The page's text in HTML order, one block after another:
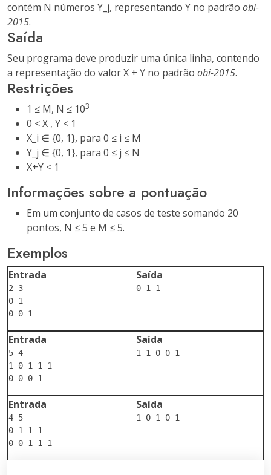
contém N números Y_j, representando Y no padrão obi-
2015.
Saída
Seu programa deve produzir uma única linha, contendo
a representação do valor X + Y no padrão obi-2015.
Restrições
1 ≤ M, N ≤ 103
0 < X , Y < 1
X_i ∈ {0, 1}, para 0 ≤ i ≤ M
Y_j ∈ {0, 1}, para 0 ≤ j ≤ N
X+Y < 1
Informações sobre a pontuação
Em um conjunto de casos de teste somando 20
pontos, N ≤ 5 e M ≤ 5.
Exemplos
Entrada
2 3
0 1
Saída
0 1 1
Entrada
5 4
1 0 1 1 1
Saída
1 1 0 0 1
Entrada
4 5
0 1 1 1
Saída
1 0 1 0 1